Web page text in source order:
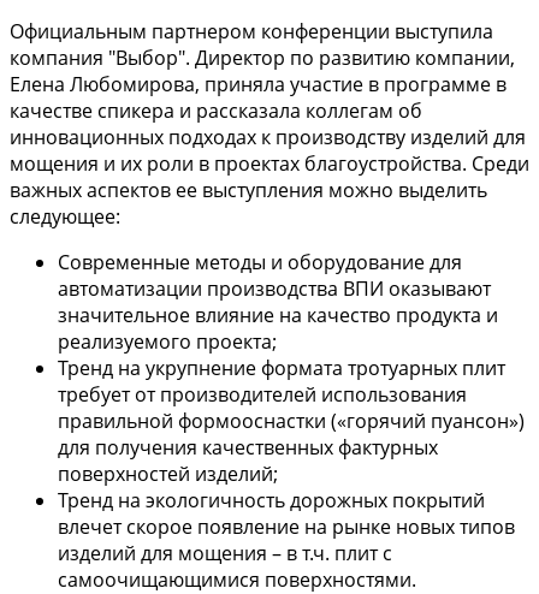
Официальным партнером конференции выступила
компания "Выбор". Директор по развитию компании,
Елена Любомирова, приняла участие в программе в
качестве спикера и рассказала коллегам об
инновационных подходах к производству изделий для
мощения и их роли в проектах благоустройства. Среди
важных аспектов ее выступления можно выделить
следующее:
Современные методы и оборудование для
автоматизации производства ВПИ оказывают
значительное влияние на качество продукта и
реализуемого проекта;
Тренд на укрупнение формата тротуарных плит
требует от производителей использования
правильной формооснастки («горячий пуансон»)
для получения качественных фактурных
поверхностей изделий;
Тренд на экологичность дорожных покрытий
влечет скорое появление на рынке новых типов
изделий для мощения – в т.ч. плит с
самоочищающимися поверхностями.